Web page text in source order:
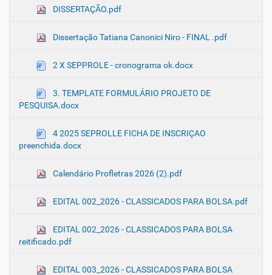
DISSERTAÇÃO.pdf
Dissertação Tatiana Canonici Niro - FINAL .pdf
2 X SEPPROLE - cronograma ok.docx
3. TEMPLATE FORMULÁRIO PROJETO DE
PESQUISA.docx
4 2025 SEPROLLE FICHA DE INSCRIÇAO
preenchida.docx
Calendário Profletras 2026 (2).pdf
EDITAL 002_2026 - CLASSICADOS PARA BOLSA.pdf
EDITAL 002_2026 - CLASSICADOS PARA BOLSA
reitificado.pdf
EDITAL 003_2026 - CLASSICADOS PARA BOLSA